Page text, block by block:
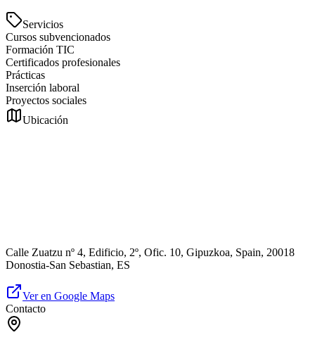
Servicios
Cursos subvencionados
Formación TIC
Certificados profesionales
Prácticas
Inserción laboral
Proyectos sociales
Ubicación
Calle Zuatzu nº 4, Edificio, 2º, Ofic. 10, Gipuzkoa, Spain, 20018
Donostia-San Sebastian, ES
Ver en Google Maps
Contacto